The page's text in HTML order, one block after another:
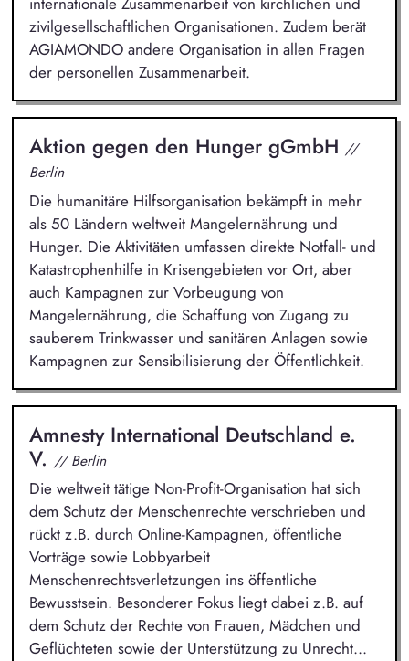
zivilgesellschaftlichen Organisationen. Zudem berät
AGIAMONDO andere Organisation in allen Fragen
der personellen Zusammenarbeit.
Aktion gegen den Hunger gGmbH //
Berlin
Die humanitäre Hilfsorganisation bekämpft in mehr
als 50 Ländern weltweit Mangelernährung und
Hunger. Die Aktivitäten umfassen direkte Notfall- und
Katastrophenhilfe in Krisengebieten vor Ort, aber
auch Kampagnen zur Vorbeugung von
Mangelernährung, die Schaffung von Zugang zu
sauberem Trinkwasser und sanitären Anlagen sowie
Kampagnen zur Sensibilisierung der Öffentlichkeit.
Amnesty International Deutschland e.
V. // Berlin
Die weltweit tätige Non-Profit-Organisation hat sich
dem Schutz der Menschenrechte verschrieben und
rückt z.B. durch Online-Kampagnen, öffentliche
Vorträge sowie Lobbyarbeit
Menschenrechtsverletzungen ins öffentliche
Bewusstsein. Besonderer Fokus liegt dabei z.B. auf
dem Schutz der Rechte von Frauen, Mädchen und
Geflüchteten sowie der Unterstützung zu Unrecht...